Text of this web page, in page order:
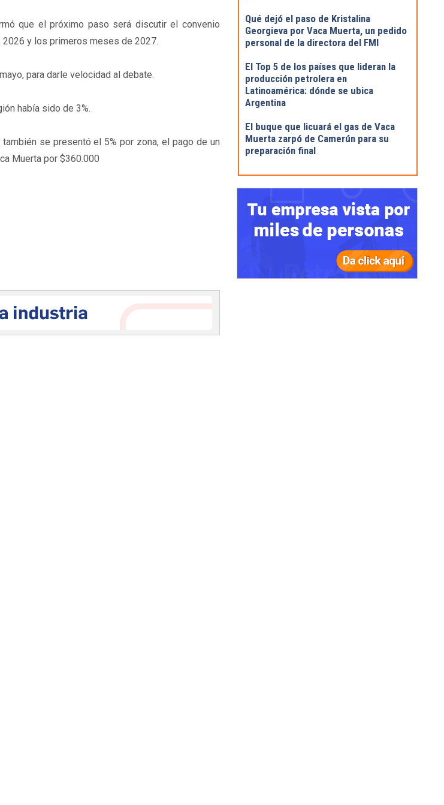
que el próximo paso será discutir el convenio
2026 y los primeros meses de 2027.
para darle velocidad al debate.
había sido de 3%.
se presentó el 5% por zona, el pago de un
Muerta por $360.000
Qué dejó el paso de Kristalina
Georgieva por Vaca Muerta, un pedido
personal de la directora del FMI
El Top 5 de los países que lideran la
producción petrolera en
Latinoamérica: dónde se ubica
Argentina
El buque que licuará el gas de Vaca
Muerta zarpó de Camerún para su
preparación final